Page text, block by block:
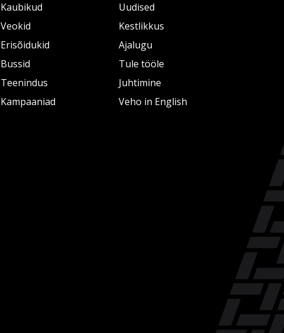
Kaubikud
Veokid
Erisõidukid
Bussid
Teenindus
Kampaaniad
Uudised
Kestlikkus
Ajalugu
Tule tööle
Juhtimine
Veho in English